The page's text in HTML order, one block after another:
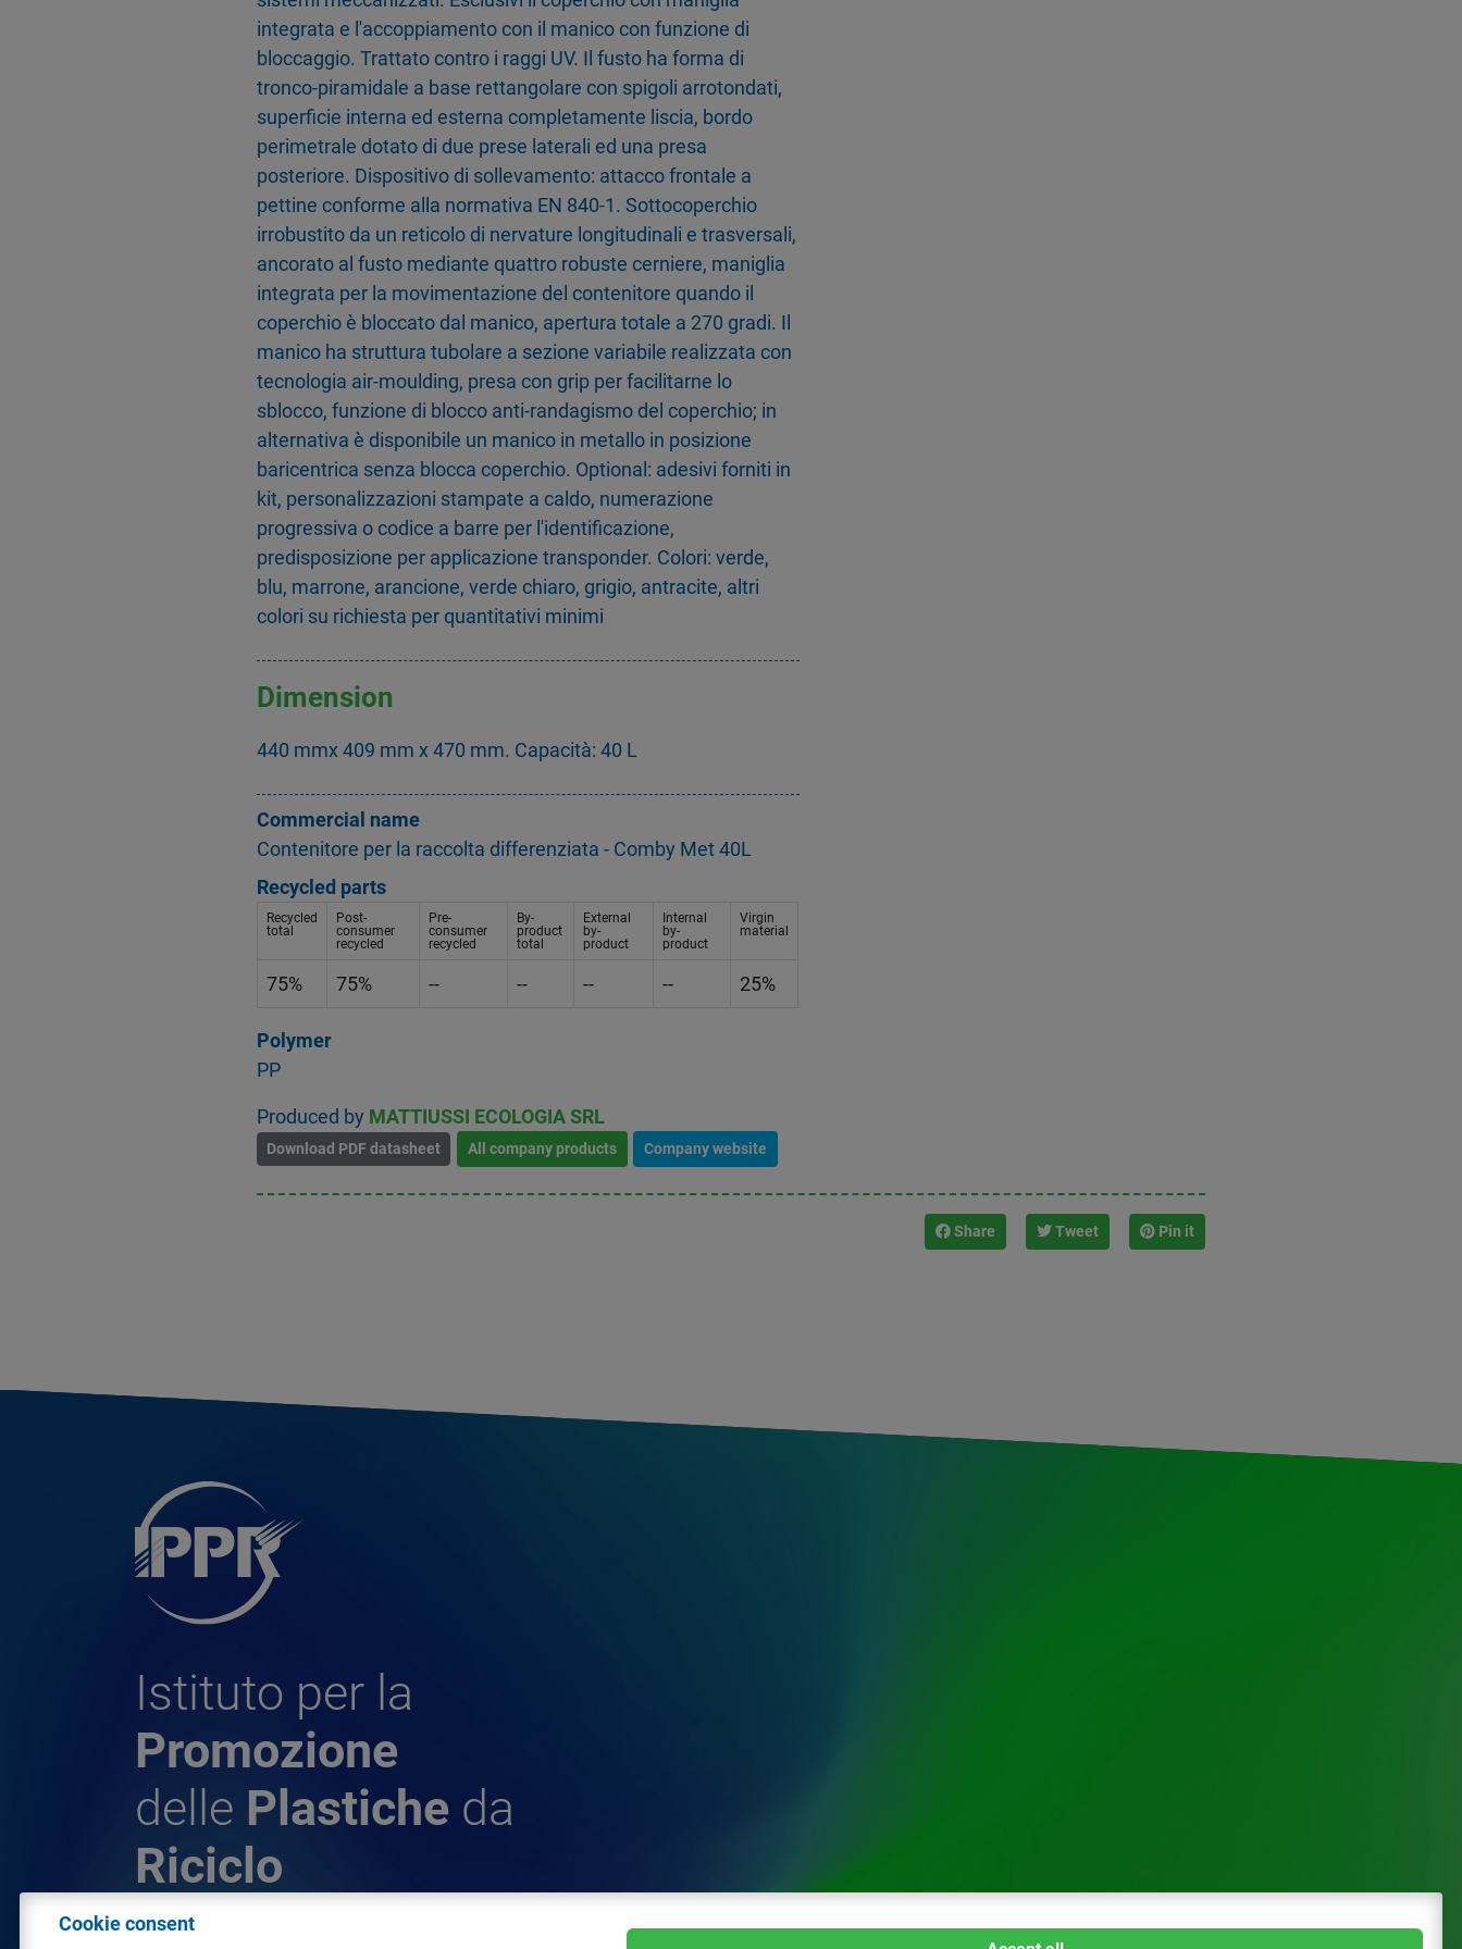
integrata e l'accoppiamento con il manico con funzione di
bloccaggio. Trattato contro i raggi UV. Il fusto ha forma di
tronco-piramidale a base rettangolare con spigoli arrotondati,
superficie interna ed esterna completamente liscia, bordo
perimetrale dotato di due prese laterali ed una presa
posteriore. Dispositivo di sollevamento: attacco frontale a
pettine conforme alla normativa EN 840-1. Sottocoperchio
irrobustito da un reticolo di nervature longitudinali e trasversali,
ancorato al fusto mediante quattro robuste cerniere, maniglia
integrata per la movimentazione del contenitore quando il
coperchio è bloccato dal manico, apertura totale a 270 gradi. Il
manico ha struttura tubolare a sezione variabile realizzata con
tecnologia air-moulding, presa con grip per facilitarne lo
sblocco, funzione di blocco anti-randagismo del coperchio; in
alternativa è disponibile un manico in metallo in posizione
baricentrica senza blocca coperchio. Optional: adesivi forniti in
kit, personalizzazioni stampate a caldo, numerazione
progressiva o codice a barre per l'identificazione,
predisposizione per applicazione transponder. Colori: verde,
blu, marrone, arancione, verde chiaro, grigio, antracite, altri
colori su richiesta per quantitativi minimi
Dimension
440 mmx 409 mm x 470 mm. Capacità: 40 L
Commercial name
Contenitore per la raccolta differenziata - Comby Met 40L
Recycled parts
Recycled
total
Post-
consumer
recycled
Pre-
consumer
recycled
By-
product
total
External
by-
product
Internal
by-
product
Virgin
material
75% 75% -- -- -- -- 25%
Polymer
PP
Produced by MATTIUSSI ECOLOGIA SRL
Download PDF datasheet All company products Company website
Share Tweet Pin it
Istituto per la
Promozione
delle Plastiche da
Riciclo
Cookie consent